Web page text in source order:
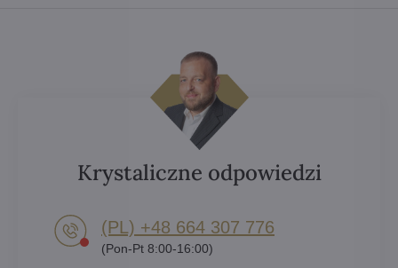
Krystaliczne odpowiedzi
(PL) +48 664 307 776
(Pon-Pt 8:00-16:00)